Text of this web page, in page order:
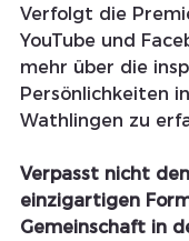
Verfolgt die
YouTube und
mehr über die
Persönlichkeiten
Wathlingen zu
Verpasst nicht
einzigartigen
Gemeinschaft in